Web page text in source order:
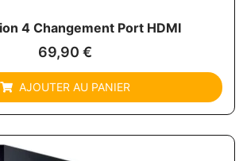
4 Changement Port HDMI
69,90 €
AJOUTER AU PANIER